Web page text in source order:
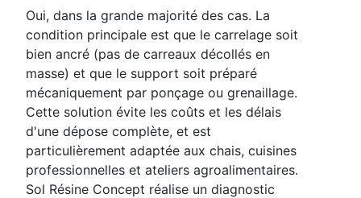
Oui, dans la grande majorité des cas. La
condition principale est que le carrelage soit
bien ancré (pas de carreaux décollés en
masse) et que le support soit préparé
mécaniquement par ponçage ou grenaillage.
Cette solution évite les coûts et les délais
d'une dépose complète, et est
particulièrement adaptée aux chais, cuisines
professionnelles et ateliers agroalimentaires.
Sol Résine Concept réalise un diagnostic